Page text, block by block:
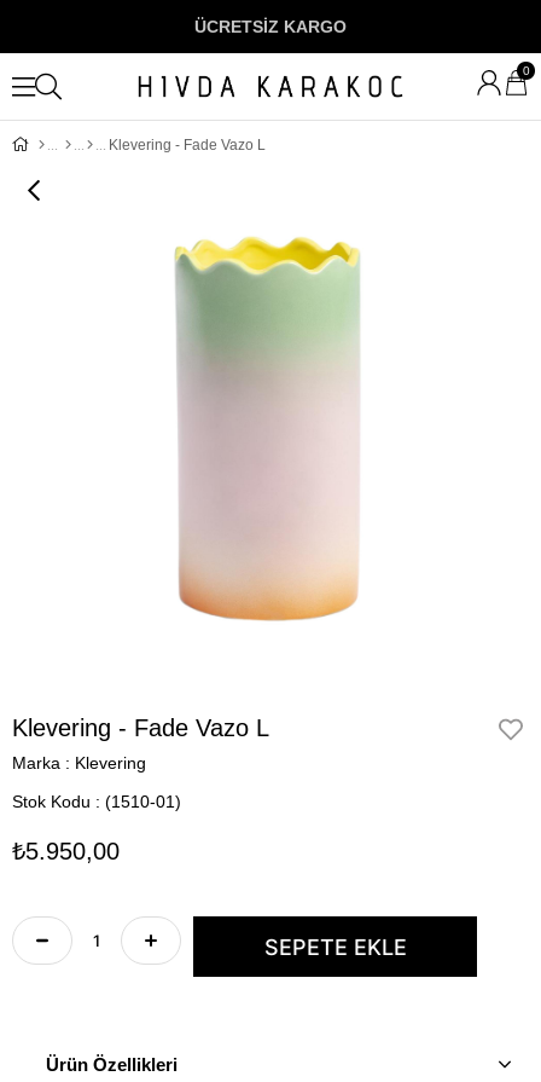
ÜCRETSİZ KARGO
0
Klevering - Fade Vazo L
Klevering - Fade Vazo L
Marka : Klevering
Stok Kodu
(1510-01)
₺5.950,00
Ürün Özellikleri